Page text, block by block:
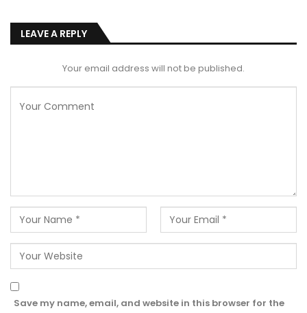
LEAVE A REPLY
Your email address will not be published.
Save my name, email, and website in this browser for the